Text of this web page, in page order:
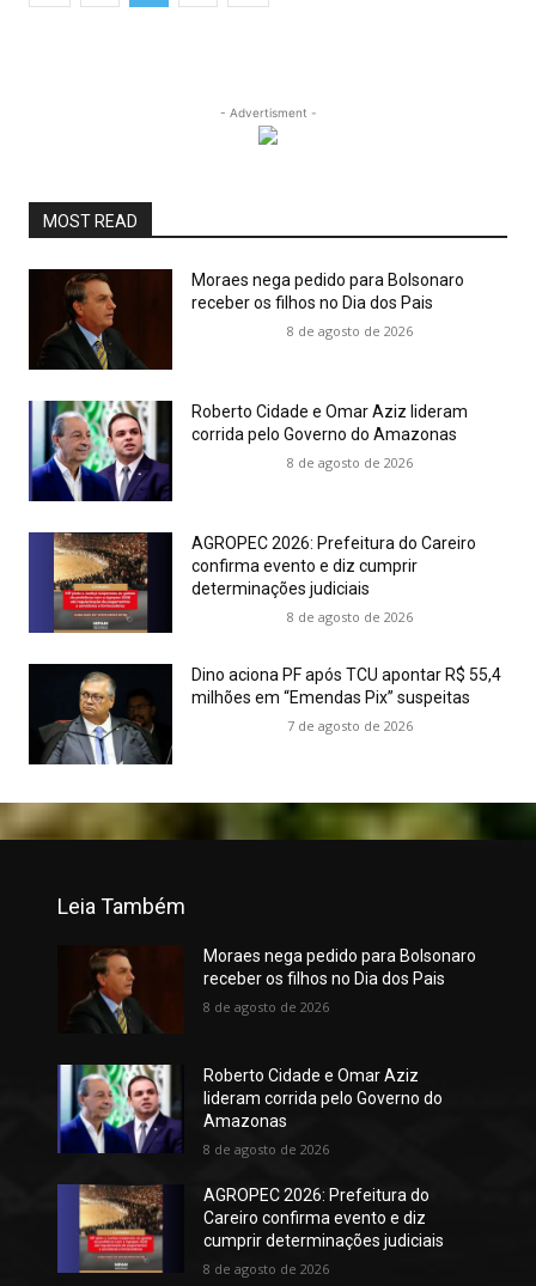
- Advertisment -
MOST READ
Moraes nega pedido para Bolsonaro
receber os filhos no Dia dos Pais
8 de agosto de 2026
Roberto Cidade e Omar Aziz lideram
corrida pelo Governo do Amazonas
8 de agosto de 2026
AGROPEC 2026: Prefeitura do Careiro
confirma evento e diz cumprir
determinações judiciais
8 de agosto de 2026
Dino aciona PF após TCU apontar R$ 55,4
milhões em “Emendas Pix” suspeitas
7 de agosto de 2026
Leia Também
Moraes nega pedido para Bolsonaro
receber os filhos no Dia dos Pais
8 de agosto de 2026
Roberto Cidade e Omar Aziz
lideram corrida pelo Governo do
Amazonas
8 de agosto de 2026
AGROPEC 2026: Prefeitura do
Careiro confirma evento e diz
cumprir determinações judiciais
8 de agosto de 2026